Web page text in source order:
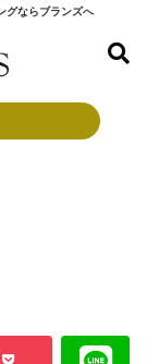
グならブランズへ